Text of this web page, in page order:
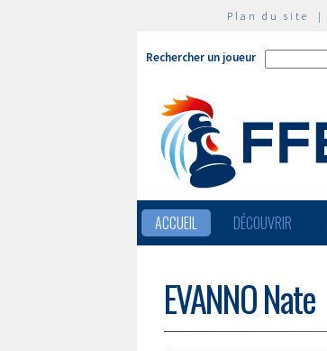
Plan du site |
Rechercher un joueur
ACCUEIL DÉCOUVRIR
EVANNO Nate